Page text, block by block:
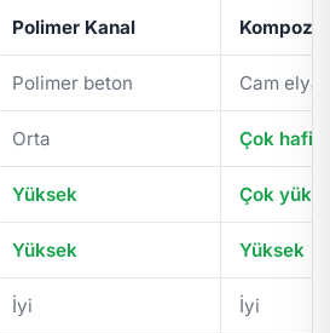
Polimer Kanal Kompozit
Polimer beton Cam
Orta Çok hafif
Yüksek Çok
Yüksek Yüksek
İyi İyi